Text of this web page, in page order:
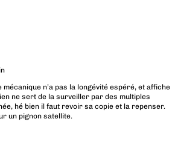
mécanique n’a pas la longévité espéré, et affiche
ne sert de la surveiller par des multiples
hé bien il faut revoir sa copie et la repenser.
un pignon satellite.